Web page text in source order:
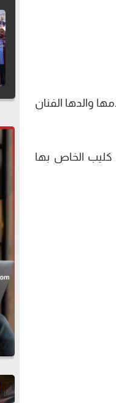
والدها الفنان
كليب الخاص بها